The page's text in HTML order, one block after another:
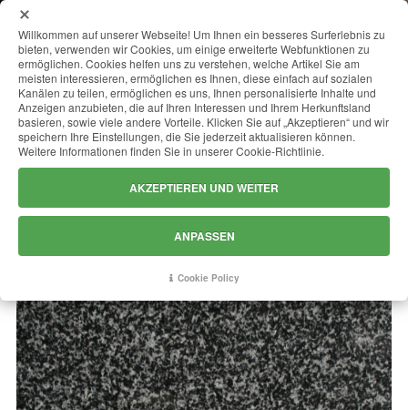
NERO IMPALA INDIANO K2
Willkommen auf unserer Webseite! Um Ihnen ein besseres Surferlebnis zu
bieten, verwenden wir Cookies, um einige erweiterte Webfunktionen zu
ermöglichen. Cookies helfen uns zu verstehen, welche Artikel Sie am
meisten interessieren, ermöglichen es Ihnen, diese einfach auf sozialen
Kanälen zu teilen, ermöglichen es uns, Ihnen personalisierte Inhalte und
Anzeigen anzubieten, die auf Ihren Interessen und Ihrem Herkunftsland
basieren, sowie viele andere Vorteile. Klicken Sie auf „Akzeptieren“ und wir
speichern Ihre Einstellungen, die Sie jederzeit aktualisieren können.
Weitere Informationen finden Sie in unserer Cookie-Richtlinie.
AKZEPTIEREN UND WEITER
ANPASSEN
Cookie Policy